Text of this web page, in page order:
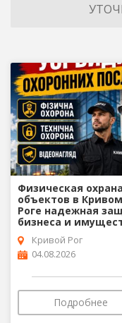
Физическая охрана
объектов в Кривом
Роге надежная
бизнеса и
Кривой Рог
04.08.2026
Подробнее